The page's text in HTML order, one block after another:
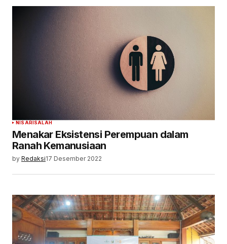
NISARISALAH
Menakar Eksistensi Perempuan dalam
Ranah Kemanusiaan
by Redaksi17 Desember 2022